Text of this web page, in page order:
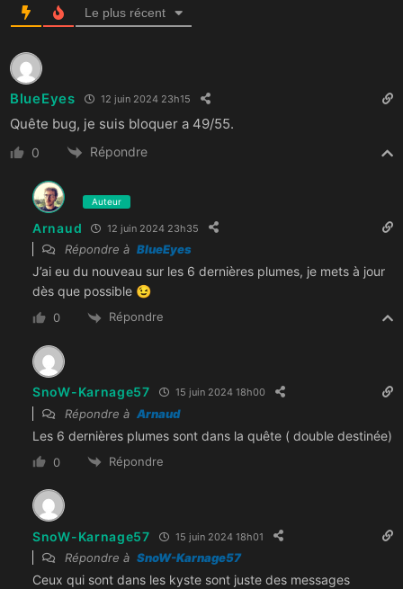
Le plus récent
BlueEyes 12 juin 2024 23h15
Quête bug, je suis bloquer a 49/55.
0 Répondre
Auteur
Arnaud 12 juin 2024 23h35
Répondre à BlueEyes
J’ai eu du nouveau sur les 6 dernières plumes, je mets à jour
dès que possible 😉
0 Répondre
SnoW-Karnage57 15 juin 2024 18h00
Répondre à Arnaud
Les 6 dernières plumes sont dans la quête ( double destinée)
0 Répondre
SnoW-Karnage57 15 juin 2024 18h01
Répondre à SnoW-Karnage57
Ceux qui sont dans les kyste sont juste des messages